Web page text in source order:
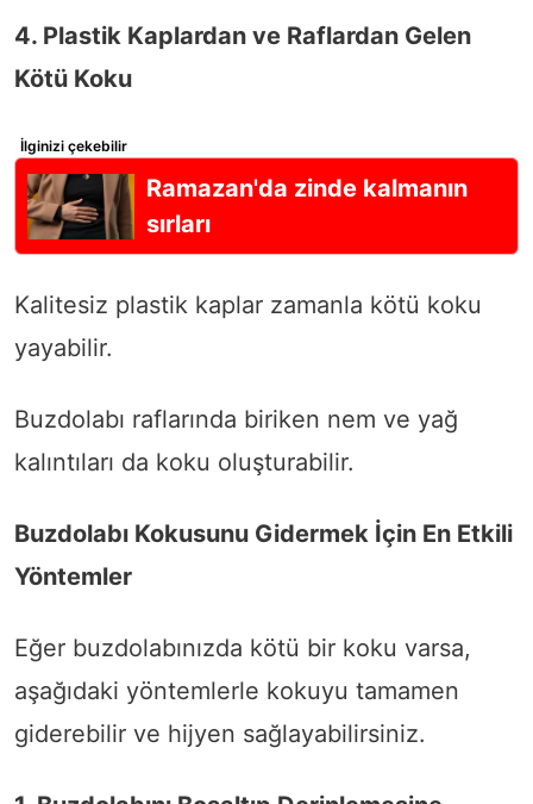
4. Plastik Kaplardan ve Raflardan Gelen
Kötü Koku
İlginizi çekebilir
Ramazan'da zinde kalmanın
sırları
Kalitesiz plastik kaplar zamanla kötü koku
yayabilir.
Buzdolabı raflarında biriken nem ve yağ
kalıntıları da koku oluşturabilir.
Buzdolabı Kokusunu Gidermek İçin En Etkili
Yöntemler
Eğer buzdolabınızda kötü bir koku varsa,
aşağıdaki yöntemlerle kokuyu tamamen
giderebilir ve hijyen sağlayabilirsiniz.